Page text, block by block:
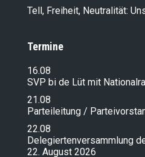
Tell, Freiheit, Neutralität:
Termine
16.08
SVP bi de Lüt mit
21.08
Parteileitung /
22.08
Delegiertenversammlung
22. August 2026